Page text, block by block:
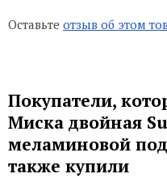
Оставьте отзыв об этом
Покупатели,
Миска двойная
меламиновой
также купили